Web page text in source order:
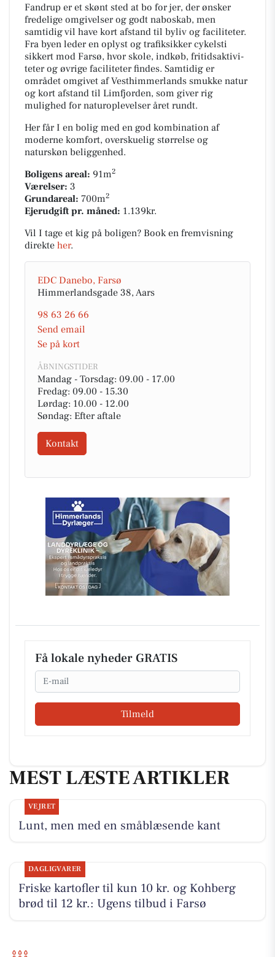
Fandrup er et skønt sted at bo for jer, der ønsker
fredelige omgivelser og godt naboskab, men
samtidig vil have kort afstand til byliv og faciliteter.
Fra byen leder en oplyst og trafiksikker cykelsti
sikkert mod Farsø, hvor skole, indkøb, fri­tidsak­ti­vi­
te­ter og øvrige faciliteter findes. Samtidig er
området omgivet af Ve­st­him­mer­lands smukke natur
og kort afstand til Limfjorden, som giver rig
mulighed for na­tu­ro­p­le­vel­ser året rundt.
Her får I en bolig med en god kombination af
moderne komfort, overskuelig størrelse og
naturskøn beliggenhed.
Boligens areal: 91m2
Værelser: 3
Grundareal: 700m2
Ejerudgift pr. måned: 1.139kr.
Vil I tage et kig på boligen? Book en fremvisning
direkte her.
EDC Danebo, Farsø
Himmerlandsgade 38, Aars
98 63 26 66
Send email
Se på kort
ÅBNINGSTIDER
Mandag - Torsdag: 09.00 - 17.00
Fredag: 09.00 - 15.30
Lørdag: 10.00 - 12.00
Søndag: Efter aftale
Kontakt
Få lokale nyheder GRATIS
Email
Tilmeld
MEST LÆSTE ARTIKLER
VEJRET
Lunt, men med en småblæsende kant
DAGLIGVARER
Friske kartofler til kun 10 kr. og Kohberg
brød til 12 kr.: Ugens tilbud i Farsø